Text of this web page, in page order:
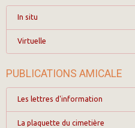
In situ
Virtuelle
PUBLICATIONS AMICALE
Les lettres d'information
La plaquette du cimetière